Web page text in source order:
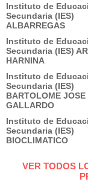
Instituto de
Secundaria (IES)
ALBARREGAS
Instituto de
Secundaria (IES)
HARNINA
Instituto de
Secundaria (IES)
BARTOLOME JOSE
GALLARDO
Instituto de
Secundaria (IES)
BIOCLIMATICO
VER TODOS